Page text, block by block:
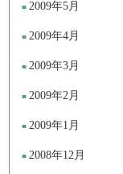
2009年5月
2009年4月
2009年3月
2009年2月
2009年1月
2008年12月